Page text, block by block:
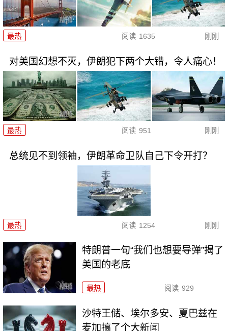
最热 阅读 1635 刚刚
对美国幻想不灭，伊朗犯下两个大错，令人痛心！
最热 阅读 951 刚刚
总统见不到领袖，伊朗革命卫队自己下令开打？
最热 阅读 1254 刚刚
特朗普一句“我们也想要导弹”揭了
美国的老底
最热 阅读 929
沙特王储、埃尔多安、夏巴兹在
麦加搞了个大新闻